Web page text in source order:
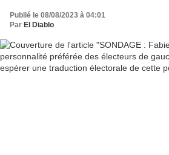
de cette popularité ?
Publié le 08/08/2023 à 04:01
Par El Diablo